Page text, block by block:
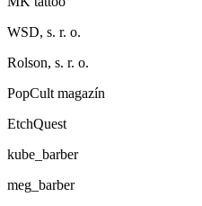
WSD, s. r. o.
Rolson, s. r. o.
PopCult magazín
EtchQuest
kube_barber
meg_barber